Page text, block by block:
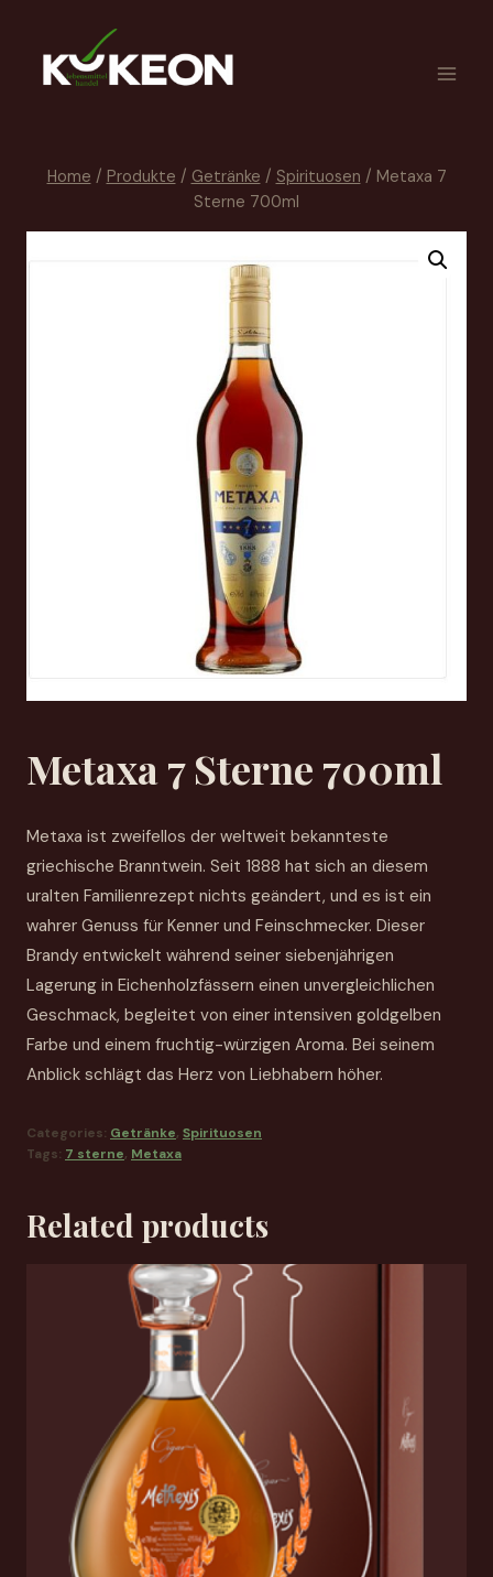
Home / Produkte / Getränke / Spirituosen / Metaxa 7
Sterne 700ml
Metaxa 7 Sterne 700ml
Metaxa ist zweifellos der weltweit bekannteste
griechische Branntwein. Seit 1888 hat sich an diesem
uralten Familienrezept nichts geändert, und es ist ein
wahrer Genuss für Kenner und Feinschmecker. Dieser
Brandy entwickelt während seiner siebenjährigen
Lagerung in Eichenholzfässern einen unvergleichlichen
Geschmack, begleitet von einer intensiven goldgelben
Farbe und einem fruchtig-würzigen Aroma. Bei seinem
Anblick schlägt das Herz von Liebhabern höher.
Categories: Getränke, Spirituosen
Tags: 7 sterne, Metaxa
Related products